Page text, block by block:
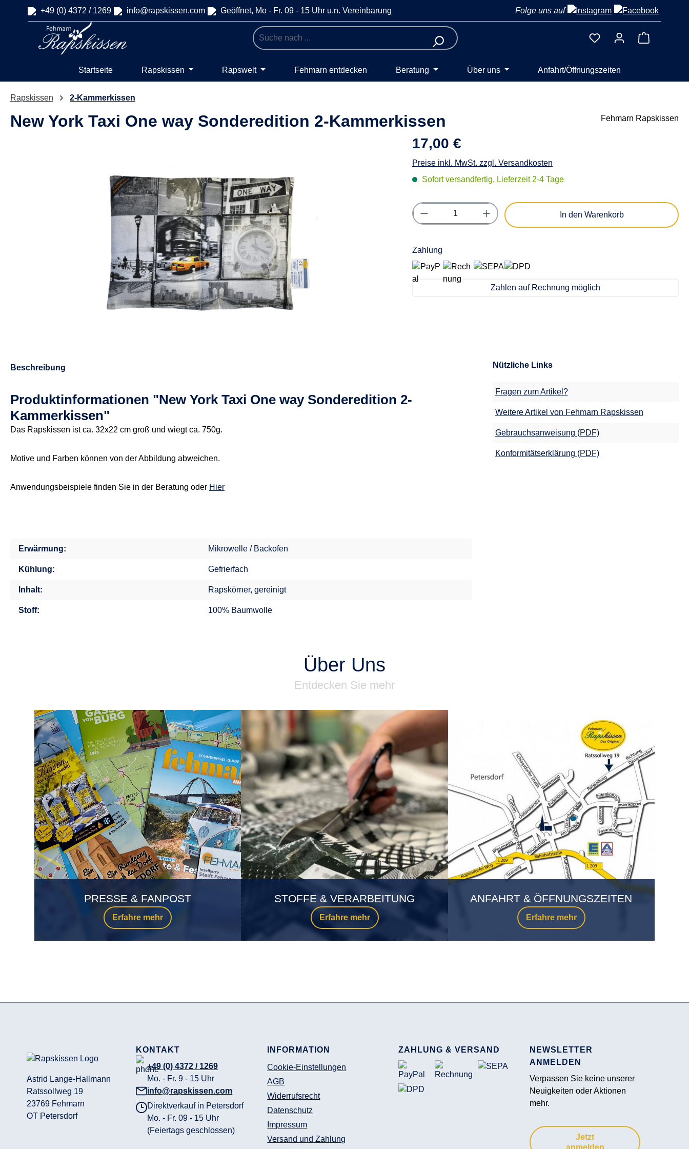
Zur Hauptnavigation springen
+49 (0) 4372 / 1269 info@rapskissen.com Geöffnet, Mo - Fr. 09 - 15 Uhr u.n. Vereinbarung Folge uns auf
Startseite Rapskissen Rapswelt Fehmarn entdecken Beratung Über uns Anfahrt/Öffnungszeiten
Rapskissen 2-Kammerkissen
New York Taxi One way Sonderedition 2-Kammerkissen
Fehmarn Rapskissen
17,00 €
Preise inkl. MwSt. zzgl. Versandkosten
Sofort versandfertig, Lieferzeit 2-4 Tage
Produkt Anzahl: Gib den gewünschten Wert ein
In den Warenkorb
Zahlung
Zahlen auf Rechnung möglich
Beschreibung
Produktinformationen "New York Taxi One way Sonderedition 2-
Kammerkissen"
Das Rapskissen ist ca. 32x22 cm groß und wiegt ca. 750g.
Motive und Farben können von der Abbildung abweichen.
Anwendungsbeispiele finden Sie in der Beratung oder Hier
Erwärmung: Mikrowelle / Backofen
Kühlung: Gefrierfach
Inhalt: Rapskörner, gereinigt
Stoff: 100% Baumwolle
Nützliche Links
Fragen zum Artikel?
Weitere Artikel von Fehmarn Rapskissen
Gebrauchsanweisung (PDF)
Konformitätserklärung (PDF)
Über Uns
Entdecken Sie mehr
Erfahre mehr
PRESSE & FANPOST
Erfahre mehr
STOFFE & VERARBEITUNG
Erfahre mehr
ANFAHRT & ÖFFNUNGSZEITEN
Astrid Lange-Hallmann
Ratssollweg 19
23769 Fehmarn
OT Petersdorf
KONTAKT
+49 (0) 4372 / 1269
Mo. - Fr. 9 - 15 Uhr
info@rapskissen.com
Direktverkauf in Petersdorf
Mo. - Fr. 09 - 15 Uhr
(Feiertags geschlossen)
INFORMATION
Cookie-Einstellungen
AGB
Widerrufsrecht
Datenschutz
Impressum
Versand und Zahlung
ZAHLUNG & VERSAND
NEWSLETTER
ANMELDEN
Verpassen Sie keine unserer
Neuigkeiten oder Aktionen
mehr.
Jetzt